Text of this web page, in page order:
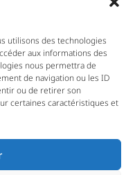
utilisons des technologies
aux informations des
nous permettra de
de navigation ou les ID
ou de retirer son
certaines caractéristiques et